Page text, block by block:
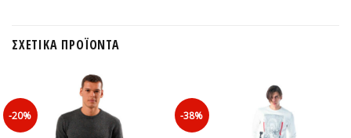
ΣΧΕΤΙΚΆ ΠΡΟΪΌΝΤΑ
-20% -38%